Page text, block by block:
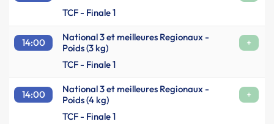
TCF - Finale 1
14:00
National 3 et meilleures Regionaux -
Poids (3 kg)
+
TCF - Finale 1
14:00
National 3 et meilleures Regionaux -
Poids (4 kg)
+
TCF - Finale 1